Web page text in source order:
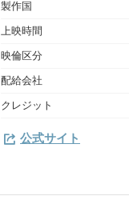
製作国
上映時間
映倫区分
配給会社
クレジット
公式サイト